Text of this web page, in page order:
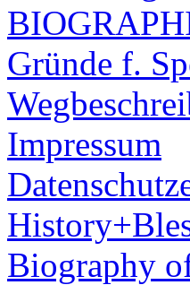
Gründe f.
Impressum
Biography